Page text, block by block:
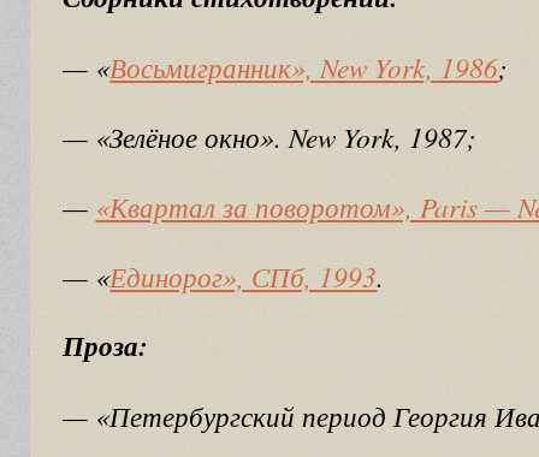
— «Восьмигранник», New York, 1986;
— «Зелёное окно». New York, 1987;
— «Квартал за поворотом», Paris —
— «Единорог», СПб, 1993.
Проза:
— «Петербургский период Георгия